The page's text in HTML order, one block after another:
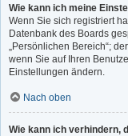
Wie kann ich meine
Wenn Sie sich registriert
Datenbank des Boards
„Persönlichen Bereich“;
wenn Sie auf Ihren
Einstellungen ändern.
Nach oben
Wie kann ich verhindern,